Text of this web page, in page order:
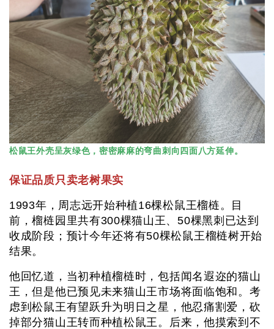
松鼠王外壳呈灰绿色，密密麻麻的弯曲刺向四面八方延伸。
保证品质只卖老树果实
1993年，周志远开始种植16棵松鼠王榴梿。目
前，榴梿园里共有300棵猫山王、50棵黑刺已达到
收成阶段；预计今年还将有50棵松鼠王榴梿树开始
结果。
他回忆道，当初种植榴梿时，包括闻名遐迩的猫山
王，但是他已预见未来猫山王市场将面临饱和。考
虑到松鼠王有望跃升为明日之星，他忍痛割爱，砍
掉部分猫山王转而种植松鼠王。后来，他摸索到不